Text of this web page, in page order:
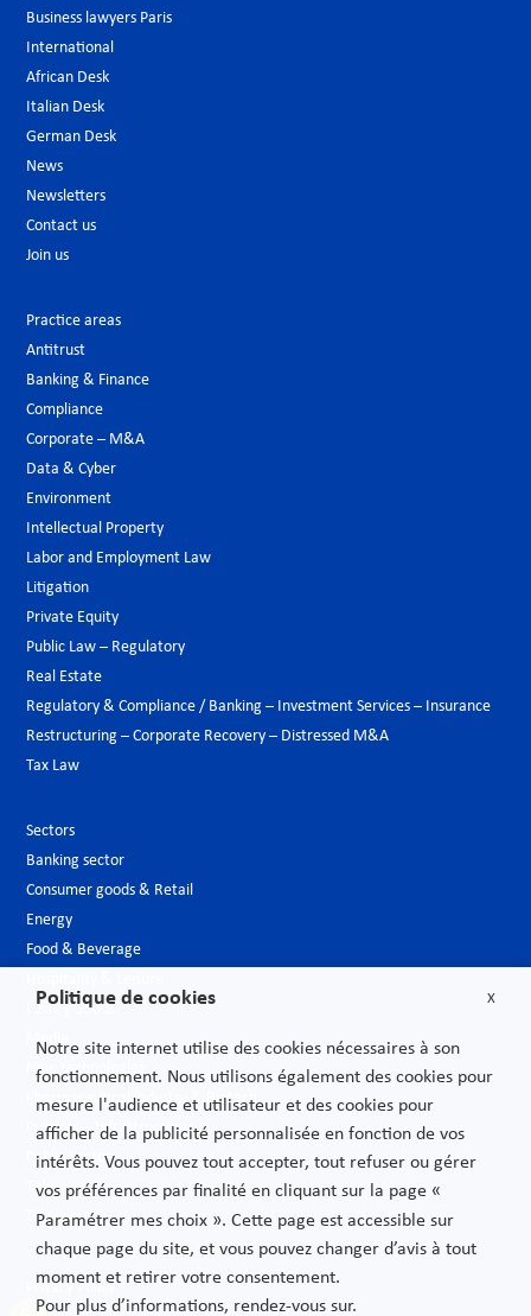
Business lawyers Paris
International
African Desk
Italian Desk
German Desk
News
Newsletters
Contact us
Join us
Practice areas
Antitrust
Banking & Finance
Compliance
Corporate – M&A
Data & Cyber
Environment
Intellectual Property
Labor and Employment Law
Litigation
Private Equity
Public Law – Regulatory
Real Estate
Regulatory & Compliance / Banking – Investment Services – Insurance
Restructuring – Corporate Recovery – Distressed M&A
Tax Law
Sectors
Banking sector
Consumer goods & Retail
Energy
Food & Beverage
Luxury Goods
Media
New technologies
Pharmaceutical industry & Biotech
Projects – Infrastructures
Public Sector
Telecoms
Transport
Privacy Policy
X
Politique de cookies
Notre site internet utilise des cookies nécessaires à son
fonctionnement. Nous utilisons également des cookies pour
mesure l'audience et utilisateur et des cookies pour
afficher de la publicité personnalisée en fonction de vos
intérêts. Vous pouvez tout accepter, tout refuser ou gérer
vos préférences par finalité en cliquant sur la page «
Paramétrer mes choix ». Cette page est accessible sur
chaque page du site, et vous pouvez changer d’avis à tout
moment et retirer votre consentement.
Pour plus d’informations, rendez-vous sur.